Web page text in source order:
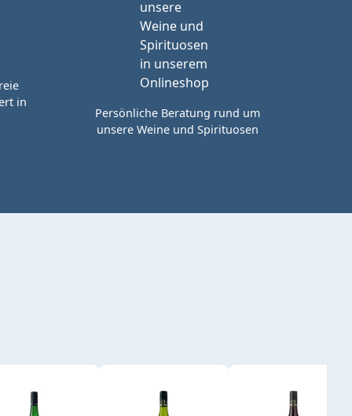
in
Persönliche Beratung rund um
unsere Weine und Spirituosen